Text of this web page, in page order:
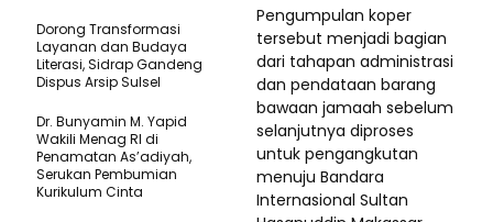
Pengumpulan koper
tersebut menjadi bagian
dari tahapan administrasi
dan pendataan barang
bawaan jamaah sebelum
selanjutnya diproses
untuk pengangkutan
menuju Bandara
Internasional Sultan
Dorong Transformasi
Layanan dan Budaya
Literasi, Sidrap Gandeng
Dispus Arsip Sulsel
Dr. Bunyamin M. Yapid
Wakili Menag RI di
Penamatan As’adiyah,
Serukan Pembumian
Kurikulum Cinta